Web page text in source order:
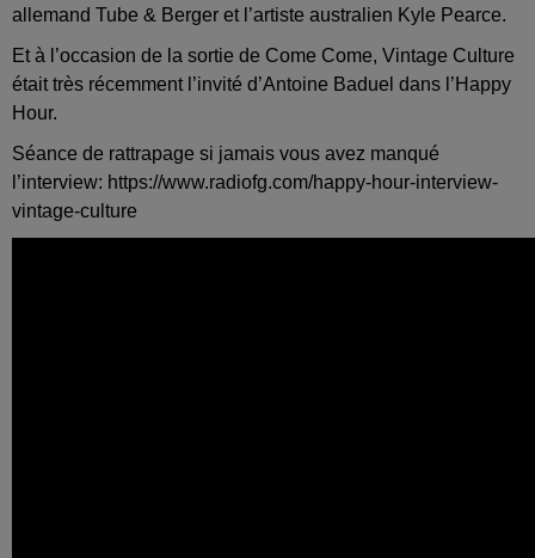
allemand Tube & Berger et l’artiste australien Kyle Pearce.
Et à l’occasion de la sortie de Come Come, Vintage Culture
était très récemment l’invité d’Antoine Baduel dans l’Happy
Hour.
Séance de rattrapage si jamais vous avez manqué
l’interview: https://www.radiofg.com/happy-hour-interview-
vintage-culture